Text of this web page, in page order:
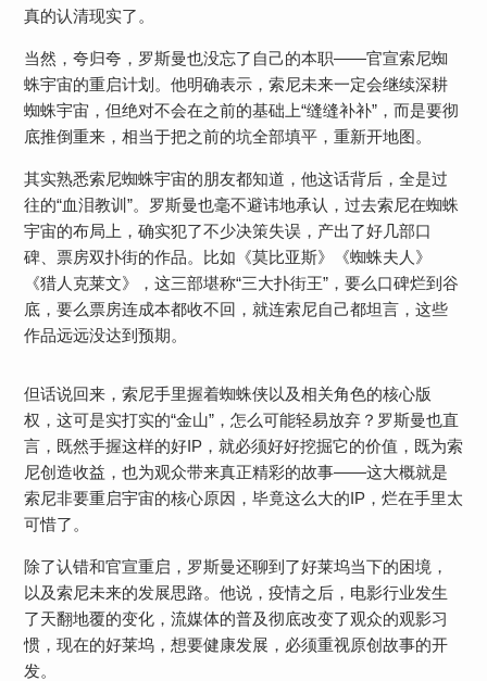
真的认清现实了。
当然，夸归夸，罗斯曼也没忘了自己的本职——官宣索尼蜘
蛛宇宙的重启计划。他明确表示，索尼未来一定会继续深耕
蜘蛛宇宙，但绝对不会在之前的基础上“缝缝补补”，而是要彻
底推倒重来，相当于把之前的坑全部填平，重新开地图。
其实熟悉索尼蜘蛛宇宙的朋友都知道，他这话背后，全是过
往的“血泪教训”。罗斯曼也毫不避讳地承认，过去索尼在蜘蛛
宇宙的布局上，确实犯了不少决策失误，产出了好几部口
碑、票房双扑街的作品。比如《莫比亚斯》《蜘蛛夫人》
《猎人克莱文》，这三部堪称“三大扑街王”，要么口碑烂到谷
底，要么票房连成本都收不回，就连索尼自己都坦言，这些
作品远远没达到预期。
但话说回来，索尼手里握着蜘蛛侠以及相关角色的核心版
权，这可是实打实的“金山”，怎么可能轻易放弃？罗斯曼也直
言，既然手握这样的好IP，就必须好好挖掘它的价值，既为索
尼创造收益，也为观众带来真正精彩的故事——这大概就是
索尼非要重启宇宙的核心原因，毕竟这么大的IP，烂在手里太
可惜了。
除了认错和官宣重启，罗斯曼还聊到了好莱坞当下的困境，
以及索尼未来的发展思路。他说，疫情之后，电影行业发生
了天翻地覆的变化，流媒体的普及彻底改变了观众的观影习
惯，现在的好莱坞，想要健康发展，必须重视原创故事的开
发。